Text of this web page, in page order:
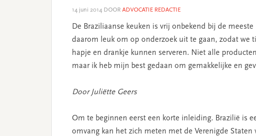
14 juni 2014 DOOR ADVOCATIE REDACTIE
De Braziliaanse keuken is vrij onbekend bij de
daarom leuk om op onderzoek uit te gaan, zodat we
hapje en drankje kunnen serveren. Niet alle
maar ik heb mijn best gedaan om gemakkelijke en
Door Juliëtte Geers
Om te beginnen eerst een korte inleiding. Brazilië is
omvang kan het zich meten met de Verenigde